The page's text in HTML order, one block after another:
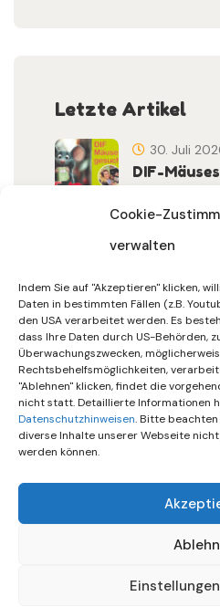
Cookie-
verwalten
Indem Sie auf "Akzeptieren" klicken,
Daten in bestimmten Fällen (z.B.
den USA verarbeitet werden. Es
dass Ihre Daten durch US-Behörden,
Überwachungszwecken,
Rechtsbehelfsmöglichkeiten,
"Ablehnen" klicken, findet die
nicht statt. Detaillierte Informationen
Datenschutzhinweisen. Bitte beachten
diverse Inhalte unserer Webseite
werden können.
Letzte Artikel
DIF-
30. Juli
30. Juli 2026
Setzt
15. Juli